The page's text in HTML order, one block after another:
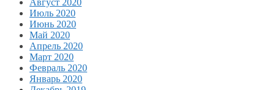
Август 2020
Июль 2020
Июнь 2020
Май 2020
Апрель 2020
Март 2020
Февраль 2020
Январь 2020